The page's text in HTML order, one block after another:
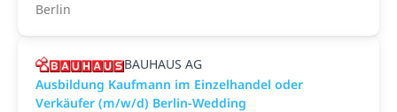
Berlin
BAUHAUS AG
Ausbildung Kaufmann im Einzelhandel oder
Verkäufer (m/w/d) Berlin-Wedding